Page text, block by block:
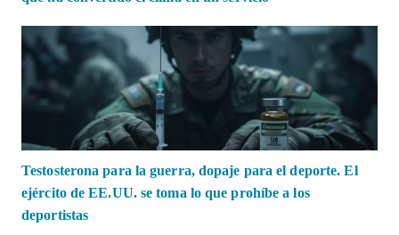
Testosterona para la guerra, dopaje para el deporte. El
ejército de EE.UU. se toma lo que prohíbe a los
deportistas